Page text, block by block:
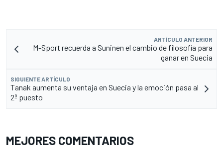
ARTÍCULO ANTERIOR
M-Sport recuerda a Suninen el cambio de filosofía para
ganar en Suecia
SIGUIENTE ARTÍCULO
Tanak aumenta su ventaja en Suecia y la emoción pasa al
2º puesto
MEJORES COMENTARIOS